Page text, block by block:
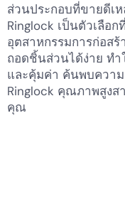
ส่วนประกอบที่ขายดีเ
Ringlock เป็นตัวเลือ
อุตสาหกรรมการก่อส
ถอดชิ้นส่วนได้ง่าย ท
และคุ้มค่า ค้นพบควา
Ringlock คุณภาพสูงส
คุณ